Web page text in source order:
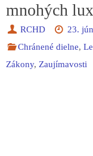
mnohých
RCHD
23.
Chránené dielne,
Zákony, Zaujímavosti